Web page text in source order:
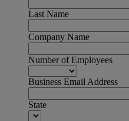
Last Name
Company Name
Number of Employees
Business Email Address
State